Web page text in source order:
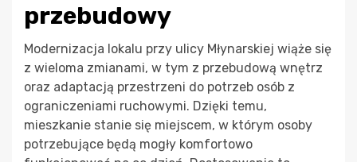
przebudowy
Modernizacja lokalu przy ulicy Młynarskiej wiąże się
z wieloma zmianami, w tym z przebudową wnętrz
oraz adaptacją przestrzeni do potrzeb osób z
ograniczeniami ruchowymi. Dzięki temu,
mieszkanie stanie się miejscem, w którym osoby
potrzebujące będą mogły komfortowo